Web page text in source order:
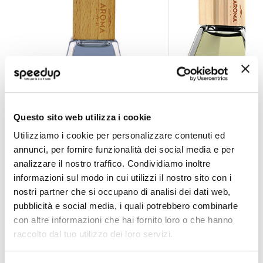
Questo sito web utilizza i cookie
Utilizziamo i cookie per personalizzare contenuti ed
annunci, per fornire funzionalità dei social media e per
analizzare il nostro traffico. Condividiamo inoltre
informazioni sul modo in cui utilizzi il nostro sito con i
nostri partner che si occupano di analisi dei dati web,
pubblicità e social media, i quali potrebbero combinarle
con altre informazioni che hai fornito loro o che hanno
raccolto dal tuo utilizzo dei loro servizi.
Profumi da appendere Prestige Wood - AROMA CAR
AROMA CAR
Onyx
5,10 €
CONSEGNA IN 48H
AROMA CAR
Legno
5,10 €
CONSEGNA IN 48H